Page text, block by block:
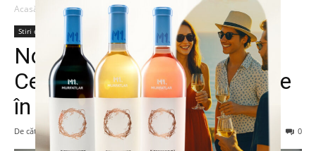
Acasă Stiri din Iasi
Stiri din Iasi Știri din România Ultima oră
Noi măsuri pentru cetățeni.
Certificatul verde este din ce
în ce mai necesar
De către Eva MIRON 23 octombrie 2021 0